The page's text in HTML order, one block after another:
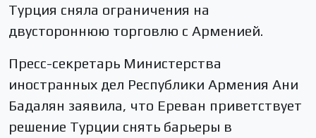
Турция сняла ограничения на
двустороннюю торговлю с Арменией.
Пресс-секретарь Министерства
иностранных дел Республики Армения Ани
Бадалян заявила, что Ереван приветствует
решение Турции снять барьеры в